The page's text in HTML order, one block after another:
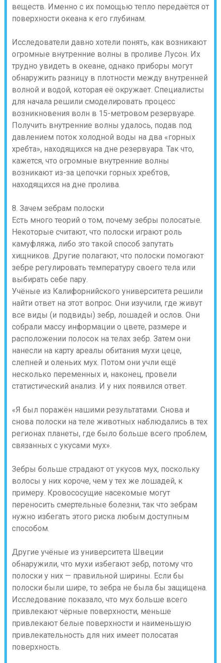
веществ. Именно с их помощью тепло передаётся от
поверхности океана к его глубинам.
Исследователи давно хотели понять, как возникают
огромные внутренние волны в проливе Лусон. Их
трудно увидеть в океане, однако приборы могут
обнаружить разницу в плотности между внутренней
волной и водой, которая её окружает. Специалисты
для начала решили смоделировать процесс
возникновения волн в 15-метровом резервуаре.
Получить внутренние волны удалось, подав под
давлением поток холодной воды на два «горных
хребта», находящихся на дне резервуара. Так что,
кажется, что огромные внутренние волны
возникают из-за цепочки горных хребтов,
находящихся на дне пролива.
8. Зачем зебрам полоски
Есть много теорий о том, почему зебры полосатые.
Некоторые считают, что полоски играют роль
камуфляжа, либо это такой способ запутать
хищников. Другие полагают, что полоски помогают
зебре регулировать температуру своего тела или
выбирать себе пару.
Учёные из Калифорнийского университета решили
найти ответ на этот вопрос. Они изучили, где живут
все виды (и подвиды) зебр, лошадей и ослов. Они
собрали массу информации о цвете, размере и
расположении полосок на телах зебр. Затем они
нанесли на карту ареалы обитания мухи цеце,
слепней и оленьих мух. Потом они учли ещё
несколько переменных и, наконец, провели
статистический анализ. И у них появился ответ.
«Я был поражён нашими результатами. Снова и
снова полоски на теле животных наблюдались в тех
регионах планеты, где было больше всего проблем,
связанных с укусами мух».
Зебры больше страдают от укусов мух, поскольку
волосы у них короче, чем у тех же лошадей, к
примеру. Кровососущие насекомые могут
переносить смертельные болезни, так что зебрам
нужно избегать этого риска любым доступным
способом.
Другие учёные из университета Швеции
обнаружили, что мухи избегают зебр, потому что
полоски у них — правильной ширины. Если бы
полоски были шире, то зебра не была бы защищена.
Исследование показало, что мух больше всего
привлекают чёрные поверхности, меньше
привлекают белые поверхности и наименьшую
привлекательность для них имеет полосатая
поверхность.